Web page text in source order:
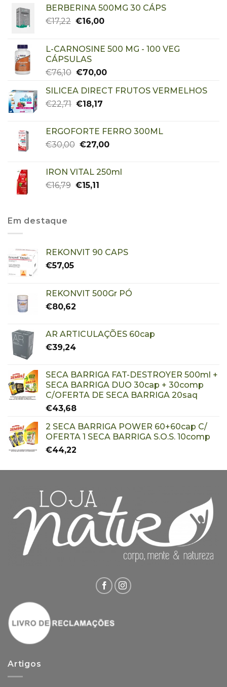
BERBERINA 500MG 30 CÁPS
€17,22 €16,00
L-CARNOSINE 500 MG - 100 VEG
CÁPSULAS
€76,10 €70,00
SILICEA DIRECT FRUTOS VERMELHOS
€22,71 €18,17
ERGOFORTE FERRO 300ML
€30,00 €27,00
IRON VITAL 250ml
€16,79 €15,11
Em destaque
REKONVIT 90 CAPS
€57,05
REKONVIT 500Gr PÓ
€80,62
AR ARTICULAÇÕES 60cap
€39,24
SECA BARRIGA FAT-DESTROYER 500ml +
SECA BARRIGA DUO 30cap + 30comp
C/OFERTA DE SECA BARRIGA 20saq
€43,68
2 SECA BARRIGA POWER 60+60cap C/
OFERTA 1 SECA BARRIGA S.O.S. 10comp
€44,22
Artigos